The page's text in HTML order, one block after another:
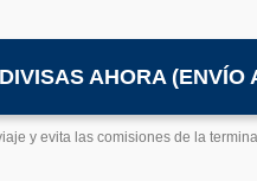
AHORA (ENVÍO
y evita las comisiones de la